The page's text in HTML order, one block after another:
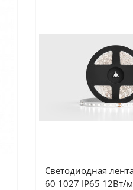
Светодиодная
60 1027 IP65 12Вт/